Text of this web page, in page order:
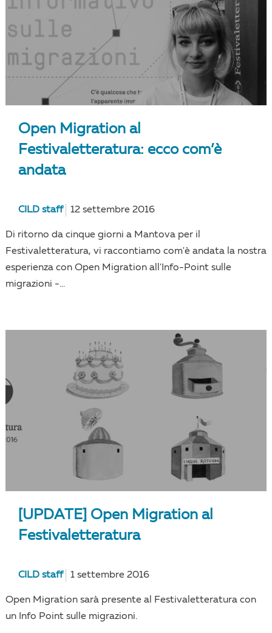
Open Migration al
Festivaletteratura: ecco com’è
andata
CILD staff 12 settembre 2016
Di ritorno da cinque giorni a Mantova per il
Festivaletteratura, vi raccontiamo com'è andata la nostra
esperienza con Open Migration all'Info-Point sulle
migrazioni -...
[UPDATE] Open Migration al
Festivaletteratura
CILD staff 1 settembre 2016
Open Migration sarà presente al Festivaletteratura con
un Info Point sulle migrazioni.